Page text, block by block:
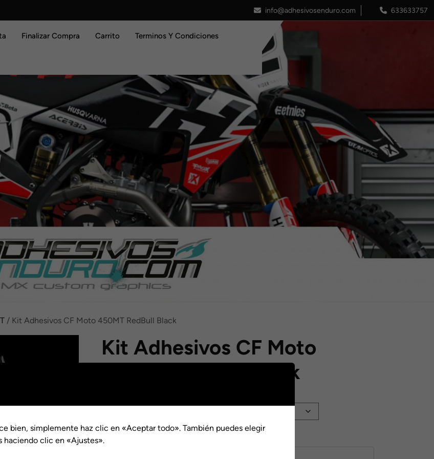
info@adhesivosenduro.com 633633757
Finalizar Compra Carrito Terminos Y Condiciones
/ Kit Adhesivos CF Moto 450MT RedBull Black
Kit Adhesivos CF Moto
450MT RedBull Black
de
precios:
bien, simplemente haz clic en «Aceptar todo». También puedes elegir
haciendo clic en «Ajustes».